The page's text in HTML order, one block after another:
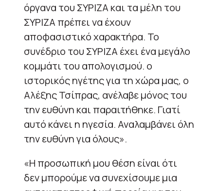
όργανα του ΣΥΡΙΖΑ και τα μέλη του
ΣΥΡΙΖΑ πρέπει να έχουν
αποφασιστικό χαρακτήρα. Το
συνέδριο του ΣΥΡΙΖΑ έχει ένα μεγάλο
κομμάτι του απολογισμού. ο
ιστορικός ηγέτης για τη χώρα μας, ο
Αλέξης Τσίπρας, ανέλαβε μόνος του
την ευθύνη και παραιτήθηκε. Γιατί
αυτό κάνει η ηγεσία. Αναλαμβάνει όλη
την ευθύνη για όλους».
«Η προσωπική μου θέση είναι ότι
δεν μπορούμε να συνεχίσουμε μια